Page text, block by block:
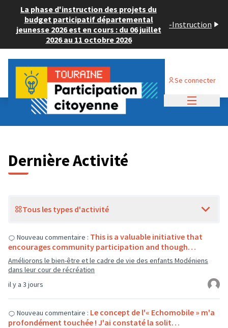
La phase d'instruction des projets du
budget participatif départemental
jeunesse 2026 est en cours : du 06 juillet
2026 au 11 octobre 2026
-Instruction
Se connecter
Dernières activités
Dernière Activité
Tous les types d'activité
il y a 3 jours
Nouveau commentaire : This is a valuable initiative that
encourages community participation and though…
Améliorons le bien-être et le cadre de vie des enfants Modéniens
dans leur cour de récréation
Nouveau commentaire : Le concept de l'« Echomobile » m'a
profondément touchée ! J'ai constaté la solit…